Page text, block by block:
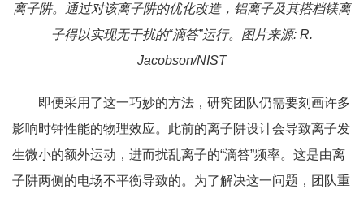
离子阱。通过对该离子阱的优化改造，铝离子及其搭档镁离
子得以实现无干扰的“滴答”运行。图片来源: R.
Jacobson/NIST
即便采用了这一巧妙的方法，研究团队仍需要刻画许多
影响时钟性能的物理效应。此前的离子阱设计会导致离子发
生微小的额外运动，进而扰乱离子的“滴答”频率。这是由离
子阱两侧的电场不平衡导致的。为了解决这一问题，团队重